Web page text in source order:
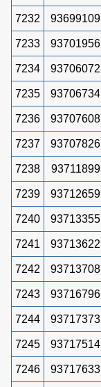
7232 93699109
7233 93701956
7234 93706072
7235 93706734
7236 93707608
7237 93707826
7238 93711899
7239 93712659
7240 93713355
7241 93713622
7242 93713708
7243 93716796
7244 93717373
7245 93717514
7246 93717633